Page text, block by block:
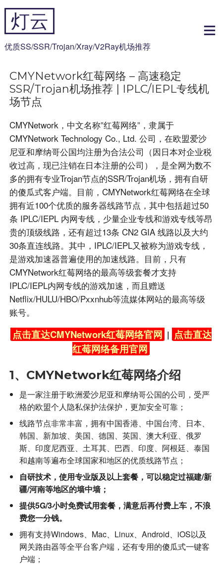
跳
内
容
灯云
优质SS/SSR/Trojan/Xray/V2Ray机场推荐
CMYNetwork红莓网络 – 高速稳定
SSR/Trojan机场推荐 | IPLC/IEPL专线机
场节点
CMYNetwork，中文名称”红莓网络”，隶属于
CMYNetwork Technology Co., Ltd. 公司，在欧盟爱沙
尼亚和摩纳哥公国均注册为合法公司（因日本对企业税
收过高，现已注销在日本注册的公司），是全网为数不
多的拥有专业Trojan节点的SSR/Trojan机场，拥有自研
的傻瓜式客户端。目前，CMYNetwork红莓网络在全球
拥有近100个优质的服务器线路节点，其中包括超过50
条 IPLC/IEPL 内网专线，少量企业专线和游戏专线等昂
贵的顶级线路，还有超过13条 CN2 GIA 线路以及大约
30条直连线路。其中，IPLC/IEPL又被称为游戏专线，
是游戏加速器普遍使用的加速线路。目前，只有
CMYNetwork红莓网络的最高等级套餐才支持
IPLC/IEPL内网专线的游戏加速，而且赠送
Netflix/HULU/HBO/Pxxnhub等流媒体网站的最高等级
账号。
点击直达CMYNetwork红莓网络官网 | 点击直达
红莓网络备用官网
1、CMYNetwork红莓网络介绍
是一家注册于欧洲爱沙尼亚和摩纳哥公国的公司，受严
格的欧盟个人隐私保护法保护，更加安全可靠；
线路节点非常丰富，拥有中国香港、中国台湾、日本、
韩国、新加坡、美国、德国、英国、澳大利亚、俄罗
斯、印度尼西亚、土耳其、巴西、印度、阿根廷、泰国
和越南等遍布全球国家和地区的优质线路节点；
自研技术，使用专业版及以上套餐，可以稳定过福建/新
疆/河南等地区的墙中墙；
提供5G/3小时免费试用套餐，满意后再付费上车，不浪
费您一分钱。
拥有支持Windows、Mac、Linux、Android、iOS以及
网关路由器等全平台客户端，还有专用的傻瓜式一键客
户端；